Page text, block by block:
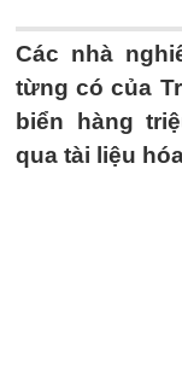
Các nhà
từng có của
biển hàng
qua tài liệu